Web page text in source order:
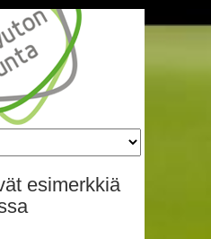
esimerkkiä